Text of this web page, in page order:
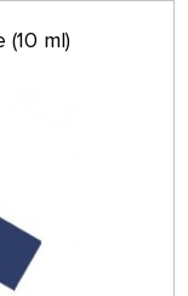
(10 ml)